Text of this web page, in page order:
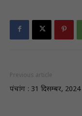
Previous article
पंचांग : 31 दिसम्बर, 2024